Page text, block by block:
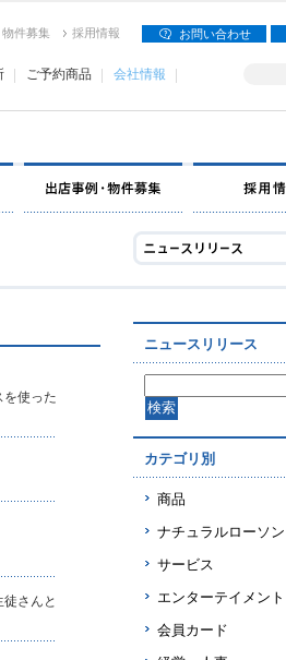
物件募集 採用情報 お問い合わせ
ご予約商品 会社情報
を使った
さんと
ニュースリリース
カテゴリ別
商品
ナチュラルローソン
サービス
エンターテイメント
会員カード